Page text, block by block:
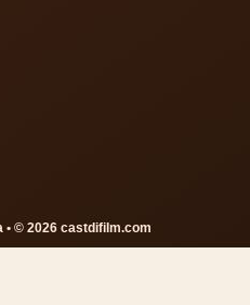
• © 2026 castdifilm.com